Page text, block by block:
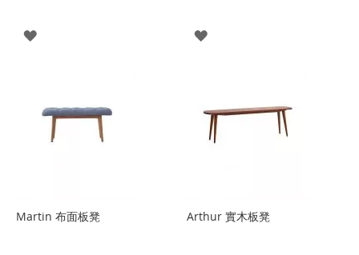
登
登
Martin 布面板凳 Arthur 實木板凳